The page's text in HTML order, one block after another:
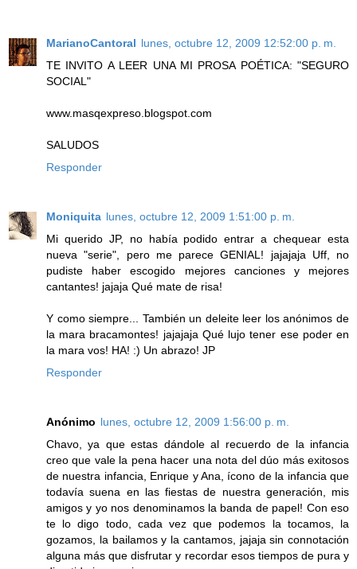
MarianoCantoral lunes, octubre 12, 2009 12:52:00 p. m.
TE INVITO A LEER UNA MI PROSA POÉTICA: "SEGURO
SOCIAL"
www.masqexpreso.blogspot.com
SALUDOS
Responder
Moniquita lunes, octubre 12, 2009 1:51:00 p. m.
Mi querido JP, no había podido entrar a chequear esta
nueva "serie", pero me parece GENIAL! jajajaja Uff, no
pudiste haber escogido mejores canciones y mejores
cantantes! jajaja Qué mate de risa!
Y como siempre... También un deleite leer los anónimos de
la mara bracamontes! jajajaja Qué lujo tener ese poder en
la mara vos! HA! :) Un abrazo! JP
Responder
Anónimo lunes, octubre 12, 2009 1:56:00 p. m.
Chavo, ya que estas dándole al recuerdo de la infancia
creo que vale la pena hacer una nota del dúo más exitosos
de nuestra infancia, Enrique y Ana, ícono de la infancia que
todavía suena en las fiestas de nuestra generación, mis
amigos y yo nos denominamos la banda de papel! Con eso
te lo digo todo, cada vez que podemos la tocamos, la
gozamos, la bailamos y la cantamos, jajaja sin connotación
alguna más que disfrutar y recordar esos tiempos de pura y